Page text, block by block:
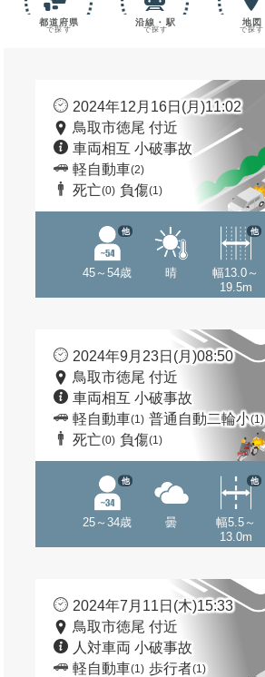
都道府県
で探す
沿線・駅
で探す
地図
で探す
2024年12月16日(月)11:02
鳥取市徳尾 付近
車両相互 小破事故
軽自動車(2)
死亡(0) 負傷(1)
45～54歳
他
晴
幅13.0～
19.5m
他
2024年9月23日(月)08:50
鳥取市徳尾 付近
車両相互 小破事故
軽自動車(1) 普通自動二輪小(1)
死亡(0) 負傷(1)
25～34歳
他
曇
幅5.5～
13.0m
他
2024年7月11日(木)15:33
鳥取市徳尾 付近
人対車両 小破事故
軽自動車(1) 歩行者(1)